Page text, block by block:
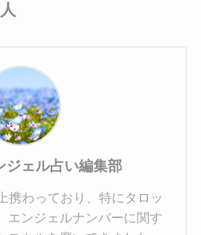
ジェル占い編集部
携わっており、特にタロッ
エンジェルナンバーに関す